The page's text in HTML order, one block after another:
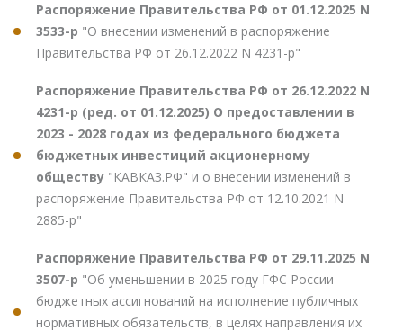
Распоряжение Правительства РФ от 01.12.2025 N
3533-р "О внесении изменений в распоряжение
Правительства РФ от 26.12.2022 N 4231-р"
Распоряжение Правительства РФ от 26.12.2022 N
4231-р (ред. от 01.12.2025) О предоставлении в
2023 - 2028 годах из федерального бюджета
бюджетных инвестиций акционерному
обществу "КАВКАЗ.РФ" и о внесении изменений в
распоряжение Правительства РФ от 12.10.2021 N
2885-р"
Распоряжение Правительства РФ от 29.11.2025 N
3507-р "Об уменьшении в 2025 году ГФС России
бюджетных ассигнований на исполнение публичных
нормативных обязательств, в целях направления их